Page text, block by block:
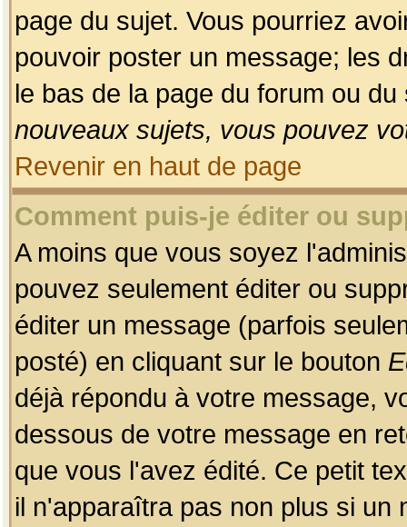
page du sujet. Vous pourriez
pouvoir poster un message; les
le bas de la page du forum ou
nouveaux sujets, vous pouvez
Revenir en haut de page
Comment puis-je éditer ou
A moins que vous soyez
pouvez seulement éditer ou
éditer un message (parfois
posté) en cliquant sur le bouton
déjà répondu à votre message,
dessous de votre message en
que vous l'avez édité. Ce petit
il n'apparaîtra pas non plus si un